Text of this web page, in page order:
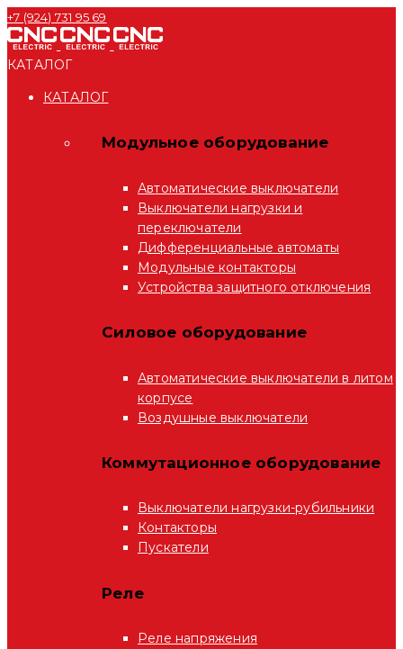
+7 (924) 731 95 69
КАТАЛОГ
КАТАЛОГ
Модульное оборудование
Автоматические выключатели
Выключатели нагрузки и
переключатели
Дифференциальные автоматы
Модульные контакторы
Устройства защитного отключения
Силовое оборудование
Автоматические выключатели в литом
корпусе
Воздушные выключатели
Коммутационное оборудование
Выключатели нагрузки-рубильники
Контакторы
Пускатели
Реле
Реле напряжения